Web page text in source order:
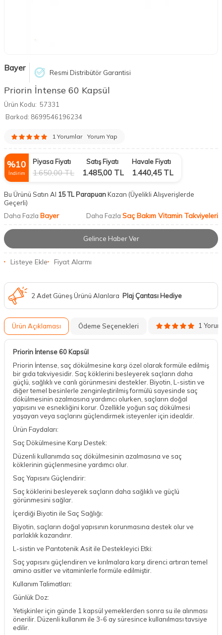
Bayer Resmi Distribütör Garantisi
Priorin İntense 60 Kapsül
Ürün Kodu: 57331
Barkod: 8699546196234
1 Yorumlar Yorum Yap
%10
İndirim
Piyasa Fiyatı
1.650,00TL
Satış Fiyatı
1.485,00 TL
Havale Fiyatı
1.440,45TL
Bu Ürünü Satın Al 15 TL ParapuanKazan (Üyelikli Alışverişlerde
Geçerli)
Daha Fazla Bayer Daha Fazla Saç Bakım Vitamin Takviyeleri
Gelince Haber Ver
Listeye Ekle Fiyat Alarmı
2 Adet Güneş Ürünü Alanlara Plaj Çantası Hediye
Ürün Açıklaması Ödeme Seçenekleri 1 Yorum
Priorin İntense 60 Kapsül
Priorin İntense, saç dökülmesine karşı özel olarak formüle edilmiş
bir gıda takviyesidir. Saç köklerini besleyerek saçların daha
güçlü, sağlıklı ve canlı görünmesini destekler. Biyotin, L-sistin ve
diğer temel besinlerle zenginleştirilmiş formülü sayesinde saç
dökülmesinin azalmasına yardımcı olurken, saçların doğal
yapısını ve esnekliğini korur. Özellikle yoğun saç dökülmesi
yaşayan veya saçlarını güçlendirmek isteyenler için idealdir.
Ürün Faydaları:
Saç Dökülmesine Karşı Destek:
Düzenli kullanımda saç dökülmesinin azalmasına ve saç
köklerinin güçlenmesine yardımcı olur.
Saç Yapısını Güçlendirir:
Saç köklerini besleyerek saçların daha sağlıklı ve güçlü
görünmesini sağlar.
İçerdiği Biyotin ile Saç Sağlığı:
Biyotin, saçların doğal yapısının korunmasına destek olur ve
parlaklık kazandırır.
L-sistin ve Pantotenik Asit ile Destekleyici Etki:
Saç yapısını güçlendiren ve kırılmalara karşı direnci artıran temel
amino asitler ve vitaminlerle formüle edilmiştir.
Kullanım Talimatları:
Günlük Doz:
Yetişkinler için günde 1 kapsül yemeklerden sonra su ile alınması
önerilir. Düzenli kullanım ile 3-6 ay süresince kullanılması tavsiye
edilir.